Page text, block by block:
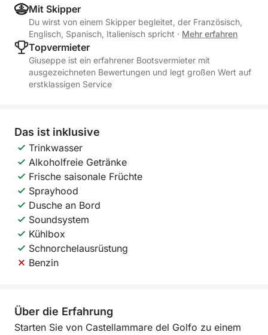
Mit Skipper
Du wirst von einem Skipper begleitet, der Französisch,
Englisch, Spanisch, Italienisch spricht · Mehr erfahren
Topvermieter
Giuseppe ist ein erfahrener Bootsvermieter mit
ausgezeichneten Bewertungen und legt großen Wert auf
erstklassigen Service
Das ist inklusive
Trinkwasser
Alkoholfreie Getränke
Frische saisonale Früchte
Sprayhood
Dusche an Bord
Soundsystem
Kühlbox
Schnorchelausrüstung
Benzin
Über die Erfahrung
Starten Sie von Castellammare del Golfo zu einem